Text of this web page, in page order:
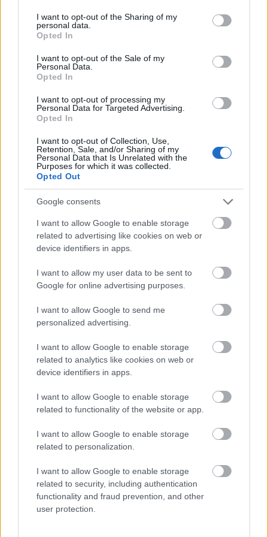
not limited to your visit or usage behaviour. You may click to
grant or deny consent to Google and its third-party tags to
use your data for below specified purposes in below Google
consent section.
I want to opt-out of the Sharing of my
personal data.
Opted In
I want to opt-out of the Sale of my
Personal Data.
Opted In
I want to opt-out of processing my
Personal Data for Targeted Advertising.
Opted In
I want to opt-out of Collection, Use,
Retention, Sale, and/or Sharing of my
Personal Data that Is Unrelated with the
Purposes for which it was collected.
Opted Out
Google consents
I want to allow Google to enable storage
related to advertising like cookies on web or
device identifiers in apps.
I want to allow my user data to be sent to
Google for online advertising purposes.
I want to allow Google to send me
personalized advertising.
I want to allow Google to enable storage
related to analytics like cookies on web or
device identifiers in apps.
I want to allow Google to enable storage
related to functionality of the website or app.
I want to allow Google to enable storage
related to personalization.
I want to allow Google to enable storage
related to security, including authentication
functionality and fraud prevention, and other
user protection.
különleges európai folyamatokat nem ismerve a
magyar színházi szakma sem tud nyitott, innovatív
A Berlinben tartott fórumról
Vidnyánszky Attila kitért a magyar színház
helyzetéről vasárnap Berlinben tartott fórumra is,
ahol vita alakult ki közte ésSchilling Árpád,a
Krétakör alapítója, művészeti vezetője között.
Szomorúan jegyezte meg, hogy az esemény végén a
konferencia hiábavalóságát kellett konstatálnia.
finanszírozásról a hivatalos adatokat, amelyekből
kiderül, hogy soha ilyen jól nem voltak finanszírozva
a függetlenek, mint az idén, ez nem érdekelt senkit.
Azért nem, mert ez nem fér bele abba a
prekoncepcióba, amely éppen ennek az ellenkezőjét
állítja, és amely olyan jól hangzik. Hiába az érvek,
hiába a számok, hiába a nyitottságunk a
párbeszédre, bizonyos falakat képtelenség áttörni.
Kifejtette: a Berlinben tapasztalt elutasítás pontosan
beleillik abba a sorba, hogy a Le Monde nem közölte
járt a kortárs francia irodalom egyik jeles
képviselője,Valere Novarinais, akinek cikkét,
amelyben védelmébe vette Vidnyánszkyt a méltatlan
franciaországi támadásokkal szemben, a párizsi lap
szintén nem hozta le. A német Theater Heute sem
közölte cikkét, amelyben reagálni szeretett volna a
vele szemben elhangzott vádakra és csúsztatásokra;
egy svéd forgatócsoportnak egyórás interjút adott,
ám végül a filmjükben - amely lesújtó képet festett
az országról - egyetlen szavát sem idézték. Ennek